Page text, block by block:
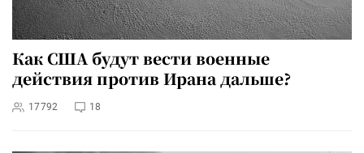
Как США будут вести военные
действия против Ирана дальше?
17792 18